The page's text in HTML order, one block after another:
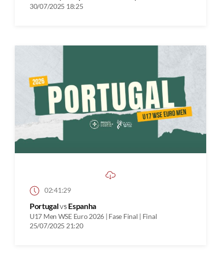
30/07/2025 18:25
02:41:29
Portugalvs Espanha
U17 Men WSE Euro 2026 | Fase Final | Final
25/07/2025 21:20